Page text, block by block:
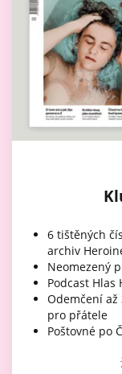
6 tištěných
archiv
Neomezený
Podcast Hlas
Odemčení
pro přátele
Poštovné po